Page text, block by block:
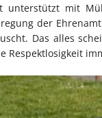
unterstützt mit
der
Das alles
Respektlosigkeit